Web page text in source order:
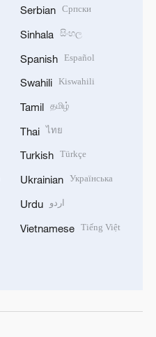
Serbian Српски
Sinhala සිංහල
Spanish Español
Swahili Kiswahili
Tamil தமிழ்
Thai ไทย
Turkish Türkçe
Ukrainian Українська
Urdu اردو
Vietnamese Tiếng Việt